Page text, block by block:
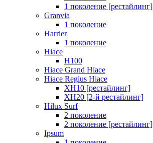
1 поколение [рестайлинг]
Granvia
1 поколение
Harrier
1 поколение
Hiace
H100
Hiace Grand Hiace
Hiace Regius Hiace
XH10 [рестайлинг]
XH20 [2-й рестайлинг]
Hilux Surf
2 поколение
2 поколение [рестайлинг]
Ipsum